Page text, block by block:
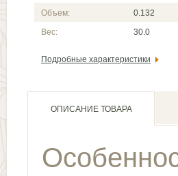
Объем:
0.132
Вес:
30.0
Подробные характеристики
ОПИСАНИЕ ТОВАРА